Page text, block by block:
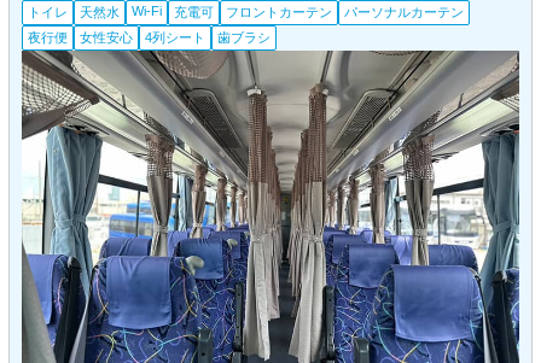
トイレ 天然水 Wi-Fi 充電可 フロントカーテン
パーソナルカーテン
夜行便
女性安心 4列シート 歯ブラシ